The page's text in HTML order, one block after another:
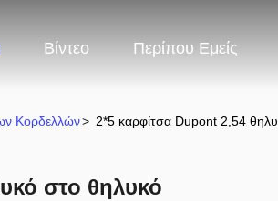
Βίντεο Περίπου Εμείς
Κορδελλών> 2*5 καρφίτσα Dupont 2,54
στο θηλυκό